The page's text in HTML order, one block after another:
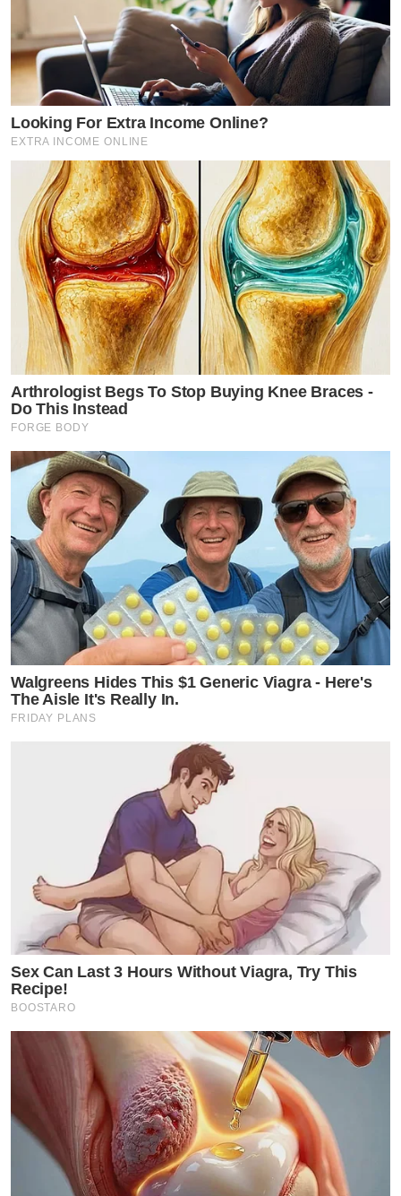
Looking For Extra Income Online?
EXTRA INCOME ONLINE
Arthrologist Begs To Stop Buying Knee Braces -
Do This Instead
FORGE BODY
Walgreens Hides This $1 Generic Viagra - Here's
The Aisle It's Really In.
FRIDAY PLANS
Sex Can Last 3 Hours Without Viagra, Try This
Recipe!
BOOSTARO